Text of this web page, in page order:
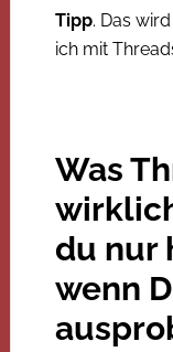
Tipp. Das
ich mit
Was
du nur
wenn